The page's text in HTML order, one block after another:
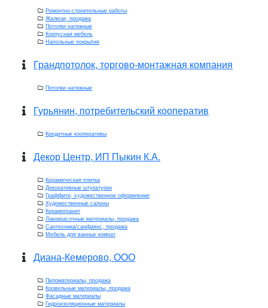
Ремонтно-строительные работы
Жалюзи, продажа
Потолки натяжные
Корпусная мебель
Напольные покрытия
Грандпотолок, торгово-монтажная компания
Потолки натяжные
Гурьянин, потребительский кооператив
Кредитные кооперативы
Декор Центр, ИП Пыкин К.А.
Керамическая плитка
Декоративные штукатурки
Граффити, художественное оформление
Художественные салоны
Керамогранит
Лакокрасочные материалы, продажа
Сантехника/санфаянс, продажа
Мебель для ванных комнат
Диана-Кемерово, ООО
Пиломатериалы, продажа
Кровельные материалы, продажа
Фасадные материалы
Гидроизоляционные материалы